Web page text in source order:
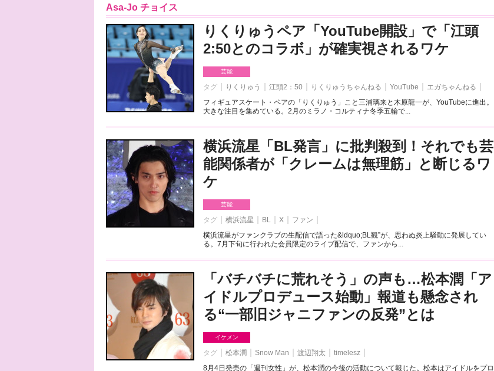
Asa-Jo チョイス
りくりゅうペア「YouTube開設」で「江頭
2:50とのコラボ」が確実視されるワケ
芸能
タグ りくりゅう 江頭2：50 りくりゅうちゃんねる YouTube
エガちゃんねる
フィギュアスケート・ペアの「りくりゅう」こと三浦璃来と木原龍一が、YouTubeに進出。
大きな注目を集めている。2月のミラノ・コルティナ冬季五輪で...
横浜流星「BL発言」に批判殺到！それでも芸
能関係者が「クレームは無理筋」と断じるワ
ケ
芸能
タグ 横浜流星 BL X
ファン
横浜流星がファンクラブの生配信で語った&ldquo;BL観”が、思わぬ炎上騒動に発展してい
る。7月下旬に行われた会員限定のライブ配信で、ファンから...
「バチバチに荒れそう」の声も…松本潤「ア
イドルプロデュース始動」報道も懸念され
る“一部旧ジャニファンの反発”とは
イケメン
タグ 松本潤 Snow Man 渡辺翔太
timelesz
8月4日発売の「週刊女性」が、松本潤の今後の活動について報じた。松本はアイドルをプロ